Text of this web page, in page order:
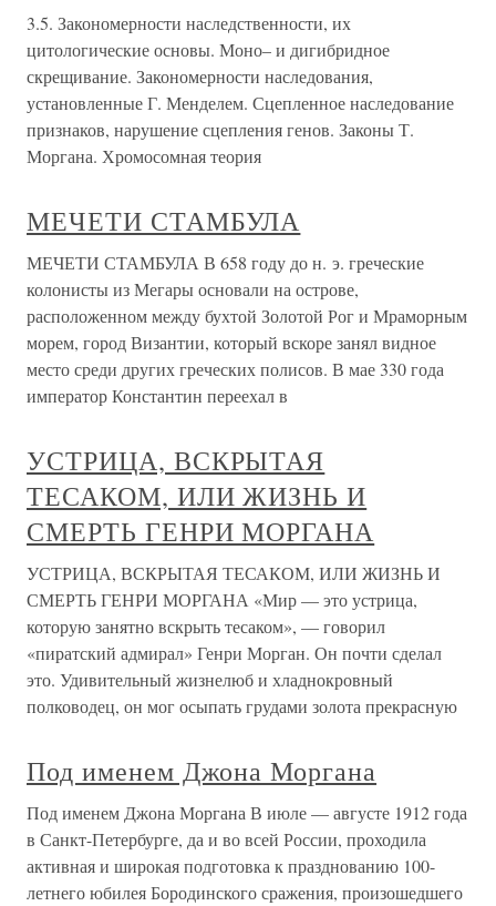
3.5. Закономерности наследственности, их
цитологические основы. Моно– и дигибридное
скрещивание. Закономерности наследования,
установленные Г. Менделем. Сцепленное наследование
признаков, нарушение сцепления генов. Законы Т.
Моргана. Хромосомная теория
МЕЧЕТИ СТАМБУЛА
МЕЧЕТИ СТАМБУЛА В 658 году до н. э. греческие
колонисты из Мегары основали на острове,
расположенном между бухтой Золотой Рог и Мраморным
морем, город Византии, который вскоре занял видное
место среди других греческих полисов. В мае 330 года
император Константин переехал в
УСТРИЦА, ВСКРЫТАЯ
ТЕСАКОМ, ИЛИ ЖИЗНЬ И
СМЕРТЬ ГЕНРИ МОРГАНА
УСТРИЦА, ВСКРЫТАЯ ТЕСАКОМ, ИЛИ ЖИЗНЬ И
СМЕРТЬ ГЕНРИ МОРГАНА «Мир — это устрица,
которую занятно вскрыть тесаком», — говорил
«пиратский адмирал» Генри Морган. Он почти сделал
это. Удивительный жизнелюб и хладнокровный
полководец, он мог осыпать грудами золота прекрасную
Под именем Джона Моргана
Под именем Джона Моргана В июле — августе 1912 года
в Санкт-Петербурге, да и во всей России, проходила
активная и широкая подготовка к празднованию 100-
летнего юбилея Бородинского сражения, произошедшего